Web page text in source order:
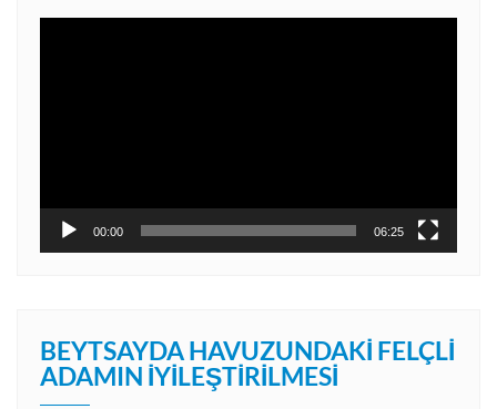
00:00 06:25
BEYTSAYDA HAVUZUNDAKI FELÇLI
ADAMIN İYILEŞTIRILMESI